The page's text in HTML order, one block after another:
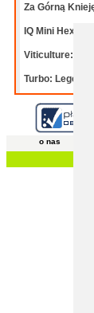
Za Górną
IQ Mini Hexpert
Viticulture:
Turbo: Legendy
o nas